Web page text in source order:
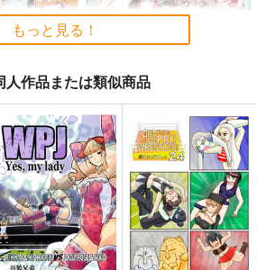
ガルパンキャラ誰が1
番体操服が似合うか大
1
のむし屋
円（税込）
ガールズ＆パンツァー
西住みほ
武部沙織
サンプル
ガルパンキャラ誰が1
番アニメコスプレが似
合うか大会4
みのむし屋
660円（税込）
ガールズ＆パンツァー
武部沙織
西住みほ
サンプル
もっと見る！
作品または類似商品